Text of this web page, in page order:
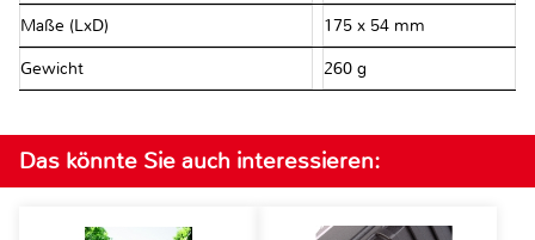
Maße (LxD) 175 x 54 mm
Gewicht 260 g
Das könnte Sie auch interessieren: